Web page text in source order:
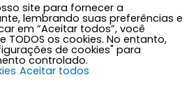
t
a
t
u
e
l
site para fornecer a
lembrando suas preferências e
em “Aceitar todos”, você
os cookies. No entanto,
de cookies" para
controlado.
Aceitar todos